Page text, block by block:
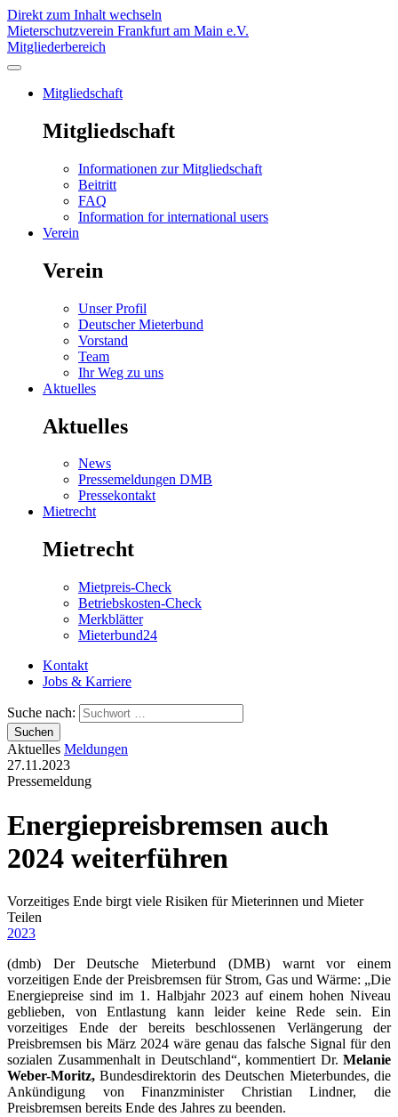
Direkt zum Inhalt wechseln
Mieterschutzverein Frankfurt am Main e.V.
Mitgliederbereich
Mitgliedschaft
Mitgliedschaft
Informationen zur Mitgliedschaft
Beitritt
FAQ
Information for international users
Verein
Verein
Unser Profil
Deutscher Mieterbund
Vorstand
Team
Ihr Weg zu uns
Aktuelles
Aktuelles
News
Pressemeldungen DMB
Pressekontakt
Mietrecht
Mietrecht
Mietpreis-Check
Betriebskosten-Check
Merkblätter
Mieterbund24
Kontakt
Jobs & Karriere
Suche nach:
Suchen
Aktuelles Meldungen
27.11.2023
Pressemeldung
Energiepreisbremsen auch
2024 weiterführen
Vorzeitiges Ende birgt viele Risiken für Mieterinnen und Mieter
Teilen
2023
(dmb) Der Deutsche Mieterbund (DMB) warnt vor einem
vorzeitigen Ende der Preisbremsen für Strom, Gas und Wärme: „Die
Energiepreise sind im 1. Halbjahr 2023 auf einem hohen Niveau
geblieben, von Entlastung kann leider keine Rede sein. Ein
vorzeitiges Ende der bereits beschlossenen Verlängerung der
Preisbremsen bis März 2024 wäre genau das falsche Signal für den
sozialen Zusammenhalt in Deutschland“, kommentiert Dr. Melanie
Weber-Moritz,Bundesdirektorin des Deutschen Mieterbundes, die
Ankündigung von Finanzminister Christian Lindner, die
Preisbremsen bereits Ende des Jahres zu beenden.